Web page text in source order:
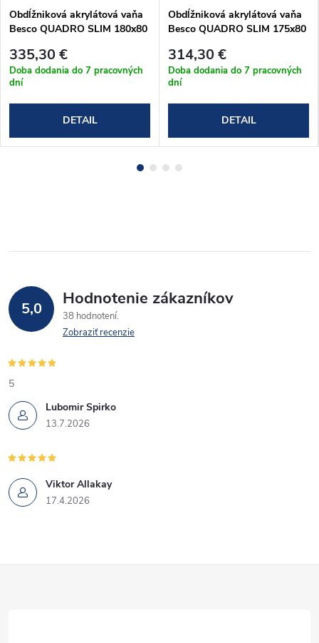
Obdĺžniková akrylátová vaňa
Besco QUADRO SLIM 180x80
335,30 €
Doba dodania do 7 pracovných
dní
DETAIL
Obdĺžniková akrylátová vaňa
Besco QUADRO SLIM 175x80
314,30 €
Doba dodania do 7 pracovných
dní
DETAIL
5,0 Hodnotenie zákazníkov
38 hodnotení
Zobraziť recenzie
Lubomir Spirko
13.7.2026
5
Viktor Allakay
17.4.2026